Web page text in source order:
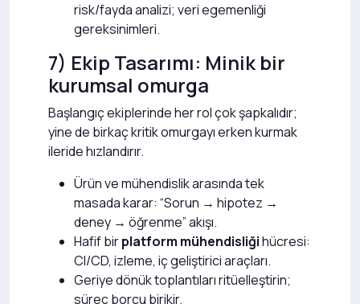
risk/fayda analizi; veri egemenliği
gereksinimleri.
7) Ekip Tasarımı: Minik bir
kurumsal omurga
Başlangıç ekiplerinde her rol çok şapkalıdır;
yine de birkaç kritik omurgayı erken kurmak
ileride hızlandırır.
Ürün ve mühendislik arasında tek
masada karar: “Sorun → hipotez →
deney → öğrenme” akışı.
Hafif birplatform mühendisliğihücresi:
CI/CD, izleme, iç geliştirici araçları.
Geriye dönük toplantıları ritüelleştirin;
süreç borcu birikir.